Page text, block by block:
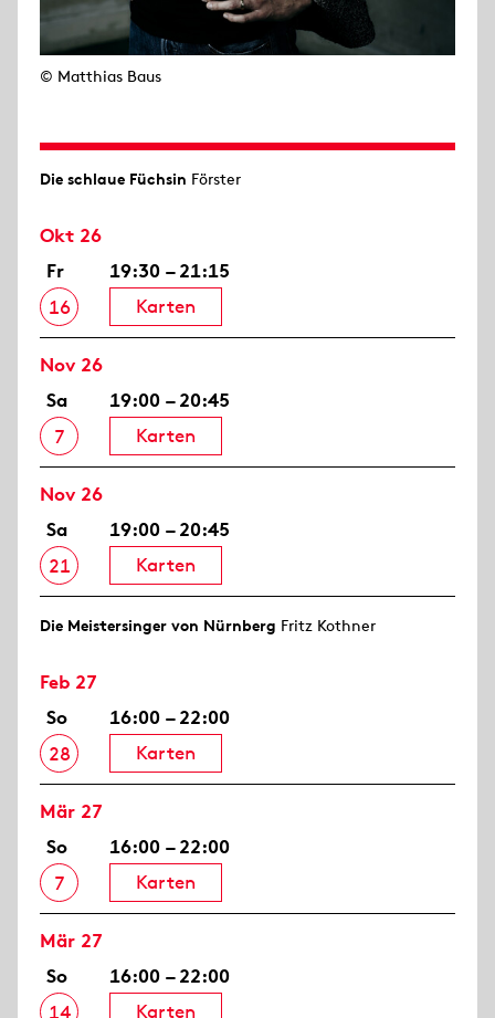
© Matthias Baus
Die schlaue Füchsin Förster
Okt 26
Fr
16
19:30 – 21:15
Karten
Nov 26
Sa
7
19:00 – 20:45
Karten
Nov 26
Sa
21
19:00 – 20:45
Karten
Die Meistersinger von Nürnberg Fritz Kothner
Feb 27
So
28
16:00 – 22:00
Karten
Mär 27
So
7
16:00 – 22:00
Karten
Mär 27
So
14
16:00 – 22:00
Karten